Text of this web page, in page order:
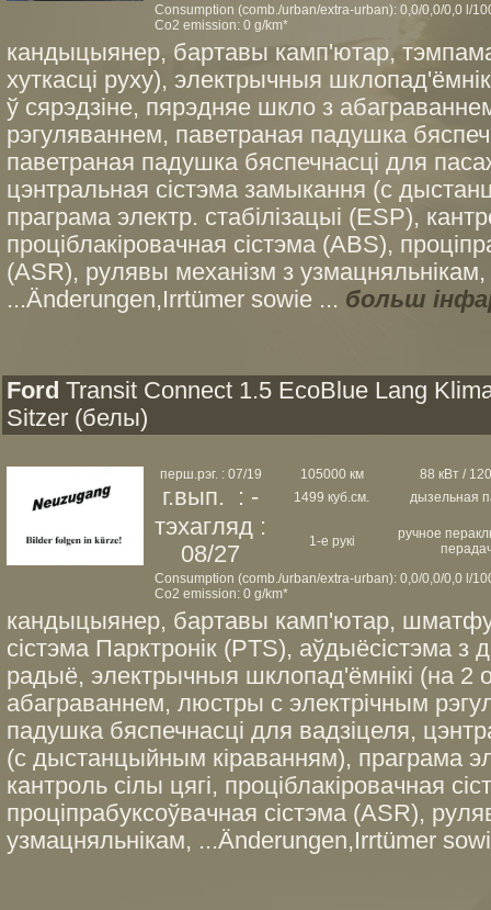
Consumption (comb./urban/extra-urban): 0,0/0,0/0,0 l/
Co2 emission: 0 g/km*
кандыцыянер, бартавы камп'ютар,
хуткасці руху), электрычныя
ў сярэдзіне, пярэдняе шкло з
рэгуляваннем, паветраная падушка
паветраная падушка бяспечнасці для
цэнтральная сістэма замыкання (с
праграма электр. стабілізацыі (ESP),
проціблакіровачная сістэма (ABS),
(ASR), рулявы механізм з
...Änderungen,Irrtümer sowie ... больш
Ford Transit Connect 1.5 EcoBlue Lang
Sitzer (белы)
перш.рэг. : 07/19 105000 км 88 кВт /
г.вып. : - 1499 куб.см. дызельная
тэхагляд :
08/27
1-е рукі
ручное
Consumption (comb./urban/extra-urban): 0,0/0,0/0,0 l/
Co2 emission: 0 g/km*
кандыцыянер, бартавы камп'ютар,
сістэма Парктронік (PTS), аўдыёсістэма з
радыё, электрычныя шклопад'ёмнікі (на 2
абаграваннем, люстры с электрічным
падушка бяспечнасці для вадзіцеля,
(с дыстанцыйным кіраванням), праграма
кантроль сілы цягі, проціблакіровачная
проціпрабуксоўвачная сістэма (ASR),
узмацняльнікам, ...Änderungen,Irrtümer